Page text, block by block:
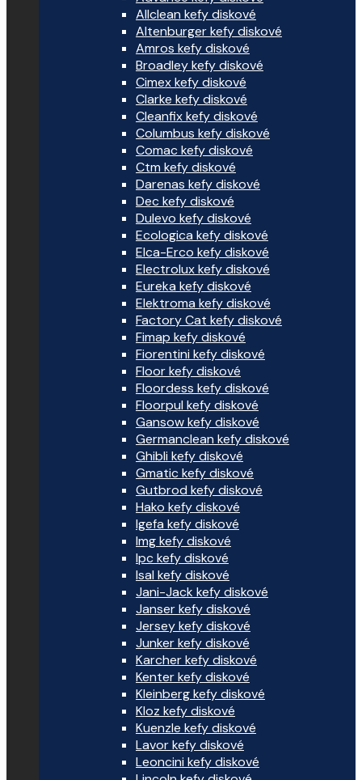
Allclean kefy diskové
Altenburger kefy diskové
Amros kefy diskové
Broadley kefy diskové
Cimex kefy diskové
Clarke kefy diskové
Cleanfix kefy diskové
Columbus kefy diskové
Comac kefy diskové
Ctm kefy diskové
Darenas kefy diskové
Dec kefy diskové
Dulevo kefy diskové
Ecologica kefy diskové
Elca-Erco kefy diskové
Electrolux kefy diskové
Eureka kefy diskové
Elektroma kefy diskové
Factory Cat kefy diskové
Fimap kefy diskové
Fiorentini kefy diskové
Floor kefy diskové
Floordess kefy diskové
Floorpul kefy diskové
Gansow kefy diskové
Germanclean kefy diskové
Ghibli kefy diskové
Gmatic kefy diskové
Gutbrod kefy diskové
Hako kefy diskové
Igefa kefy diskové
Img kefy diskové
Ipc kefy diskové
Isal kefy diskové
Jani-Jack kefy diskové
Janser kefy diskové
Jersey kefy diskové
Junker kefy diskové
Karcher kefy diskové
Kenter kefy diskové
Kleinberg kefy diskové
Kloz kefy diskové
Kuenzle kefy diskové
Lavor kefy diskové
Leoncini kefy diskové